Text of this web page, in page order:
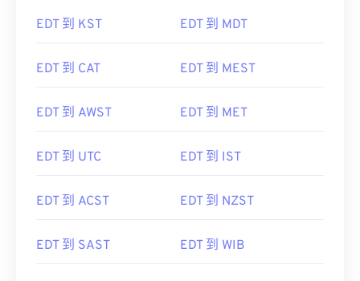
EDT 到 KST EDT 到 MDT
EDT 到 CAT EDT 到 MEST
EDT 到 AWST EDT 到 MET
EDT 到 UTC EDT 到 IST
EDT 到 ACST EDT 到 NZST
EDT 到 SAST EDT 到 WIB